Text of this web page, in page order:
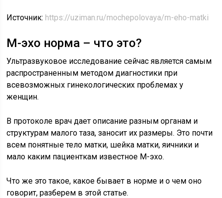
Источник: https://uziman.ru/mochepolovaya/m-eho-matki
М-эхо норма – что это?
Ультразвуковое исследование сейчас является самым
распространенным методом диагностики при
всевозможных гинекологических проблемах у
женщин.
В протоколе врач дает описание разным органам и
структурам малого таза, заносит их размеры. Это почти
всем понятные тело матки, шейка матки, яичники и
мало каким пациенткам известное М-эхо.
Что же это такое, какое бывает в норме и о чем оно
говорит, разберем в этой статье.